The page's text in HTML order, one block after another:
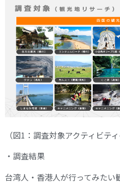
（図1：調査対象アクティビテ
・調査結果
台湾人・香港人が行ってみたい